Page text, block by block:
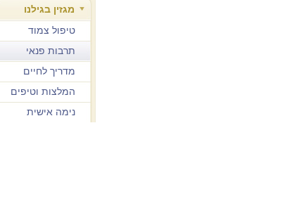
מגזין בגילנו
טיפול צמוד
תרבות פנאי
מדריך לחיים
טובים
המלצות וטיפים
נימה אישית